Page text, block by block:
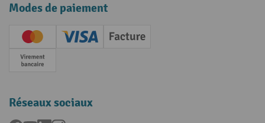
Modes de paiement
Creditcard (Master)Creditcard (Visa)
Facture
Paiement anticipé
Réseaux sociaux